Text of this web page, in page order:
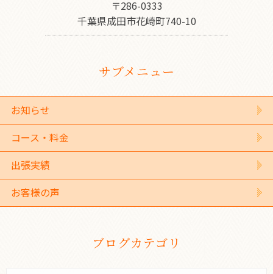
〒286-0333
千葉県成田市花崎町740-10
サブメニュー
お知らせ
コース・料金
出張実績
お客様の声
ブログカテゴリ